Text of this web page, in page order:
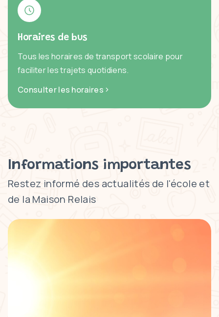
Horaires de bus
Tous les horaires de transport scolaire pour
faciliter les trajets quotidiens.
Consulter les horaires
Informations importantes
Restez informé des actualités de l'école et
de la Maison Relais